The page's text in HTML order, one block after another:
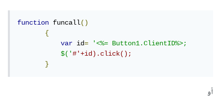
function funcall()
{
var id=
'<%= Button1.ClientID%>;
           $('
#'+id).click();
}
أو